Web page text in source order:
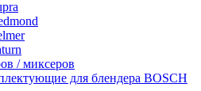
/ миксеров
для блендера BOSCH